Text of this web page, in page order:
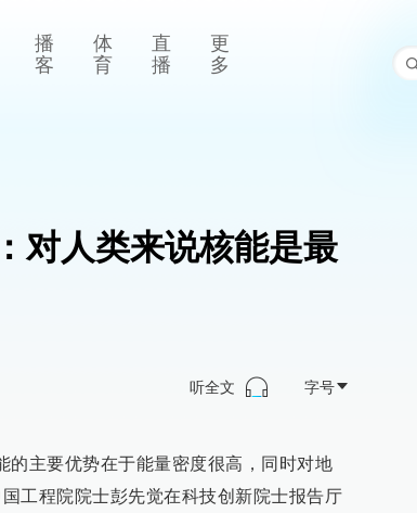
播
客
体
育
直
播
更
多
对人类来说核能是最
听全文 字号
的主要优势在于能量密度很高，同时对地
工程院院士彭先觉在科技创新院士报告厅